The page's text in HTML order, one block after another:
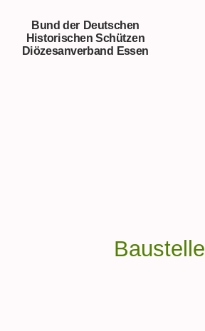
Bund der Deutschen
Historischen Schützen
Diözesanverband Essen
Baustelle